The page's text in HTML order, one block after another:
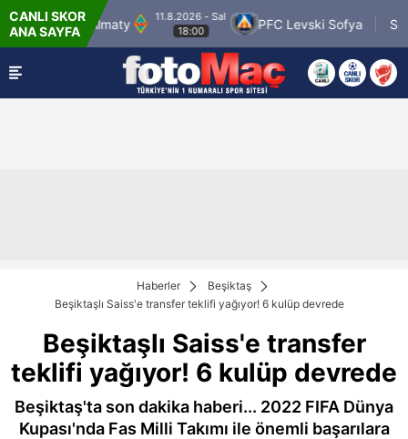
CANLI SKOR
ANA SAYFA
- Sal
PFC Levski Sofya Sabah Masazir
11.8.2026 - Sal
19:00
Haberler
Beşiktaş
Beşiktaşlı Saiss'e transfer teklifi yağıyor! 6 kulüp devrede
Beşiktaşlı Saiss'e transfer
teklifi yağıyor! 6 kulüp devrede
Beşiktaş'ta son dakika haberi... 2022 FIFA Dünya
Kupası'nda Fas Milli Takımı ile önemli başarılara